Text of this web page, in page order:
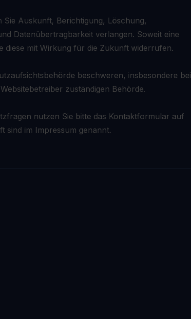
Sie Auskunft, Berichtigung, Löschung,
Datenübertragbarkeit verlangen. Soweit eine
diese mit Wirkung für die Zukunft widerrufen.
beschweren, insbesondere bei
zuständigen Behörde.
nutzen Sie bitte das Kontaktformular auf
sind im Impressum genannt.